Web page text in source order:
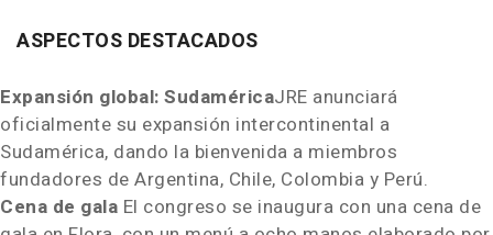
ASPECTOS DESTACADOS
Expansión global: SudaméricaJRE anunciará
oficialmente su expansión intercontinental a
Sudamérica, dando la bienvenida a miembros
fundadores de Argentina, Chile, Colombia y Perú.
Cena de gala El congreso se inaugura con una cena de